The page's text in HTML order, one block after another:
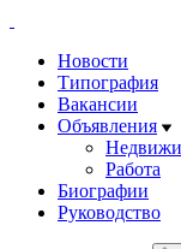
Новости
Типография
Вакансии
Объявления
Работа
Биографии
Руководство